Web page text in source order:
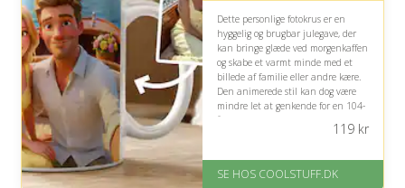
Dette personlige fotokrus er en
hyggelig og brugbar julegave, der
kan bringe glæde ved morgenkaffen
og skabe et varmt minde med et
billede af familie eller andre kære.
Den animerede stil kan dog være
mindre let at genkende for en 104-
årig.
er 1-3 hverdage.
119kr
SE HOS COOLSTUFF.DK